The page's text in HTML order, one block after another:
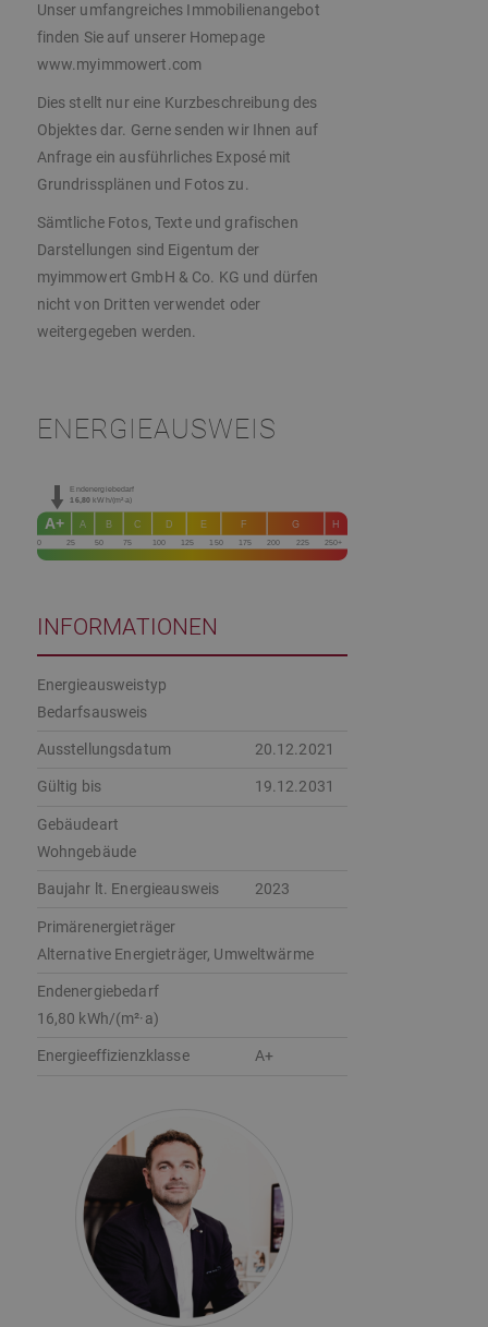
Unser umfangreiches Immobilienangebot
finden Sie auf unserer Homepage
www.myimmowert.com
Dies stellt nur eine Kurzbeschreibung des
Objektes dar. Gerne senden wir Ihnen auf
Anfrage ein ausführliches Exposé mit
Grundrissplänen und Fotos zu.
Sämtliche Fotos, Texte und grafischen
Darstellungen sind Eigentum der
myimmowert GmbH & Co. KG und dürfen
nicht von Dritten verwendet oder
weitergegeben werden.
ENERGIEAUSWEIS
0 25 50 75 100 125 150 175 200 225 250+
H
G
F
E
D
C
B
A
A+
Endenergiebedarf
16,80kWh/(m²·a)
INFORMATIONEN
Energieausweistyp
Bedarfs­ausweis
Ausstellungsdatum 20.12.2021
Gültig bis 19.12.2031
Gebäudeart
Wohngebäude
Baujahr lt. Energieausweis 2023
Primärenergieträger
Alternative Energieträger, Umweltwärme
Endenergie­bedarf
16,80 kWh/(m²·a)
Energie­effizienz­klasse A+